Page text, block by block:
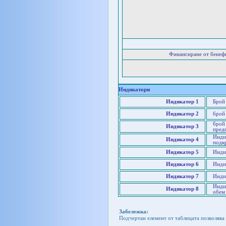
Финансиране от
Индикатори
Индикатор 1 Брой
Индикатор 2 брой
Индикатор 3
брой
Индикатор 4
Индикатор 5
Индикатор 6
Индикатор 7
Индикатор 8
обем
Забележка:
Подчертан елемент от таблицата